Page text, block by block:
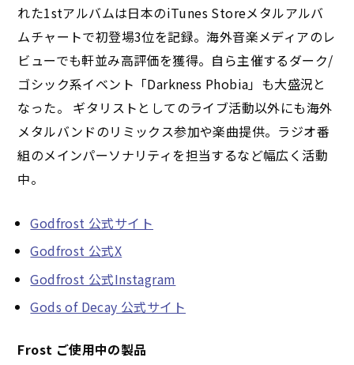
れた1stアルバムは日本のiTunes Storeメタルアルバ
ムチャートで初登場3位を記録。海外音楽メディアのレ
ビューでも軒並み高評価を獲得。自ら主催するダーク/
ゴシック系イベント「Darkness Phobia」も大盛況と
なった。 ギタリストとしてのライブ活動以外にも海外
メタルバンドのリミックス参加や楽曲提供。ラジオ番
組のメインパーソナリティを担当するなど幅広く活動
中。
Godfrost 公式サイト
Godfrost 公式X
Godfrost 公式Instagram
Gods of Decay 公式サイト
Frost ご使用中の製品